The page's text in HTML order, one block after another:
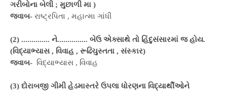
ગરીબોના બેલી ; મુછાળી મા )
જવાબ- રાષ્ટ્રપિતા , મહાત્મા ગાંધી
(2) .............. ને............... બેઉ એક્સાથે તો હિંદુસંસારમાં જ હોય.
(વિદ્યાભ્યાસ , વિવાહ , રૂઢિચુસ્તતા , સંસ્કાર)
જવાબ- વિદ્યાભ્યાસ , વિવાહ
(3) દોરાબજી ગીમી હેડમાસ્તરે ઉપલા ધોરણના વિદ્યાર્થીઓને